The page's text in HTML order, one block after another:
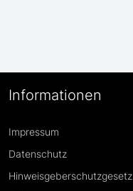
Informationen
Impressum
Datenschutz
Hinweisgeberschutzgesetz